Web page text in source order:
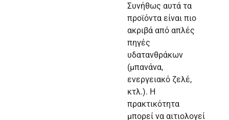
Συνήθως αυτά τα
προϊόντα είναι πιο
ακριβά από απλές
πηγές
υδατανθράκων
(μπανάνα,
ενεργειακό ζελέ,
κτλ.). Η
πρακτικότητα
μπορεί να αιτιολογεί